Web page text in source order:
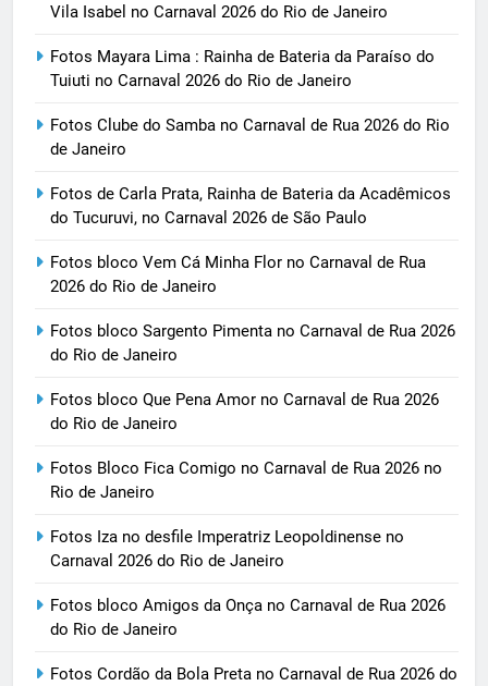
Vila Isabel no Carnaval 2026 do Rio de Janeiro
Fotos Mayara Lima : Rainha de Bateria da Paraíso do
Tuiuti no Carnaval 2026 do Rio de Janeiro
Fotos Clube do Samba no Carnaval de Rua 2026 do Rio
de Janeiro
Fotos de Carla Prata, Rainha de Bateria da Acadêmicos
do Tucuruvi, no Carnaval 2026 de São Paulo
Fotos bloco Vem Cá Minha Flor no Carnaval de Rua
2026 do Rio de Janeiro
Fotos bloco Sargento Pimenta no Carnaval de Rua 2026
do Rio de Janeiro
Fotos bloco Que Pena Amor no Carnaval de Rua 2026
do Rio de Janeiro
Fotos Bloco Fica Comigo no Carnaval de Rua 2026 no
Rio de Janeiro
Fotos Iza no desfile Imperatriz Leopoldinense no
Carnaval 2026 do Rio de Janeiro
Fotos bloco Amigos da Onça no Carnaval de Rua 2026
do Rio de Janeiro
Fotos Cordão da Bola Preta no Carnaval de Rua 2026 do